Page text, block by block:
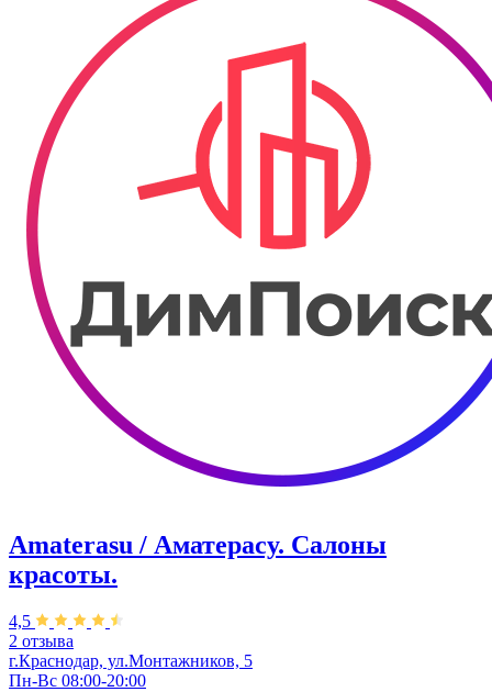
Amaterasu / Аматерасу. Салоны
красоты.
4,5
2 отзыва
г.Краснодар, ул.Монтажников, 5
Пн-Вс 08:00-20:00